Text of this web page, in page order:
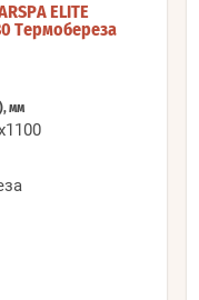
ELITE
Термобереза
мм